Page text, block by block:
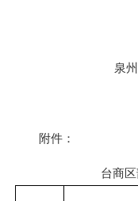
泉
附件：
台商区